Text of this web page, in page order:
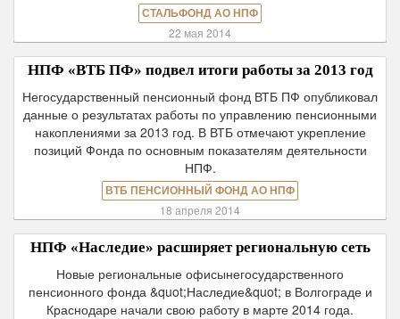
СТАЛЬФОНД АО НПФ
22 мая 2014
НПФ «ВТБ ПФ» подвел итоги работы за 2013 год
Негосударственный пенсионный фонд ВТБ ПФ опубликовал
данные о результатах работы по управлению пенсионными
накоплениями за 2013 год. В ВТБ отмечают укрепление
позиций Фонда по основным показателям деятельности
НПФ.
ВТБ ПЕНСИОННЫЙ ФОНД АО НПФ
18 апреля 2014
НПФ «Наследие» расширяет региональную сеть
Новые региональные офисынегосударственного
пенсионного фонда &quot;Наследие&quot; в Волгограде и
Краснодаре начали свою работу в марте 2014 года.